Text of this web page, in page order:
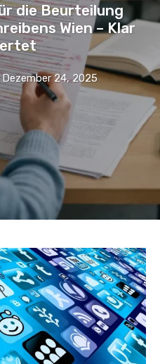
die Beurteilung
Wien – Klar
Dezember 24, 2025